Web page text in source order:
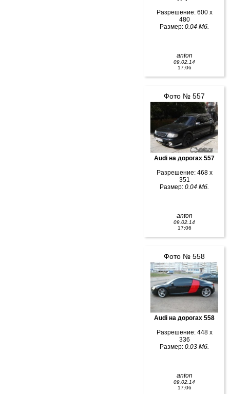
Разрешение: 600 x
480
Размер: 0.04 Мб.
anton
09.02.14
17:06
Фото № 557
Audi на дорогах 557
Разрешение: 468 x
351
Размер: 0.04 Мб.
anton
09.02.14
17:06
Фото № 558
Audi на дорогах 558
Разрешение: 448 x
336
Размер: 0.03 Мб.
anton
09.02.14
17:06